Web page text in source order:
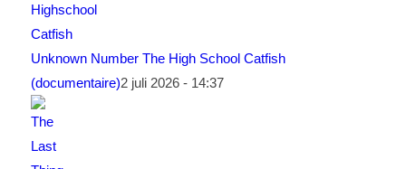
Unknown Number The High School Catfish
(documentaire)2 juli 2026 - 14:37